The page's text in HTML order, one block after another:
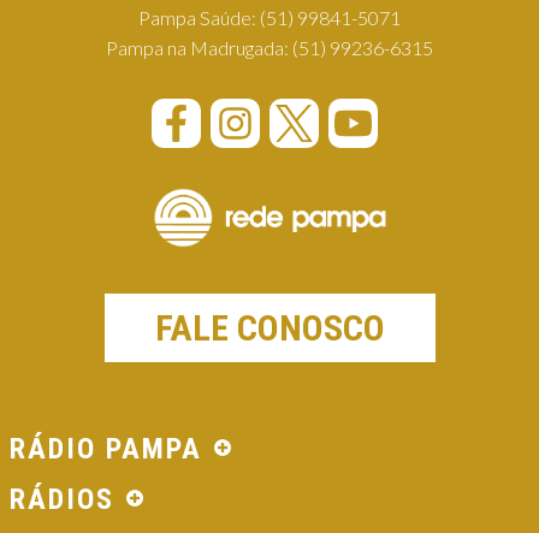
Pampa Saúde: (51) 99841-5071
Pampa na Madrugada: (51) 99236-6315
FALE CONOSCO
RÁDIO PAMPA
RÁDIOS